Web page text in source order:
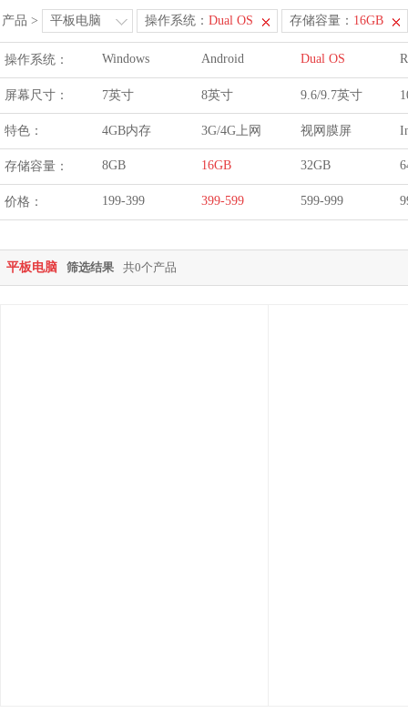
产品 > 平板电脑 操作系统： Dual OS 存储容量： 16GB
操作系统： Windows Android Dual OS
屏幕尺寸： 7英寸 8英寸 9.6/9.7英寸
特色： 4GB内存 3G/4G上网 视网膜屏
存储容量： 8GB 16GB 32GB
价格： 199-399 399-599 599-999
平板电脑 筛选结果 共0个产品